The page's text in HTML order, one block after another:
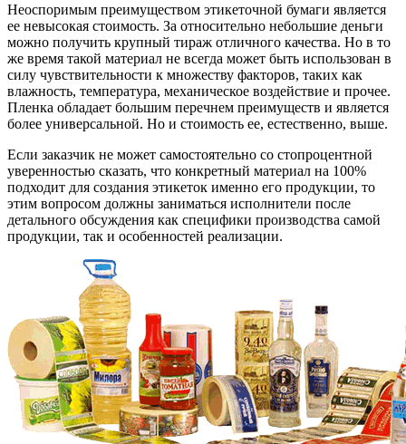
Неоспоримым преимуществом этикеточной бумаги является
ее невысокая стоимость. За относительно небольшие деньги
можно получить крупный тираж отличного качества. Но в то
же время такой материал не всегда может быть использован в
силу чувствительности к множеству факторов, таких как
влажность, температура, механическое воздействие и прочее.
Пленка обладает большим перечнем преимуществ и является
более универсальной. Но и стоимость ее, естественно, выше.
Если заказчик не может самостоятельно со стопроцентной
уверенностью сказать, что конкретный материал на 100%
подходит для создания этикеток именно его продукции, то
этим вопросом должны заниматься исполнители после
детального обсуждения как специфики производства самой
продукции, так и особенностей реализации.